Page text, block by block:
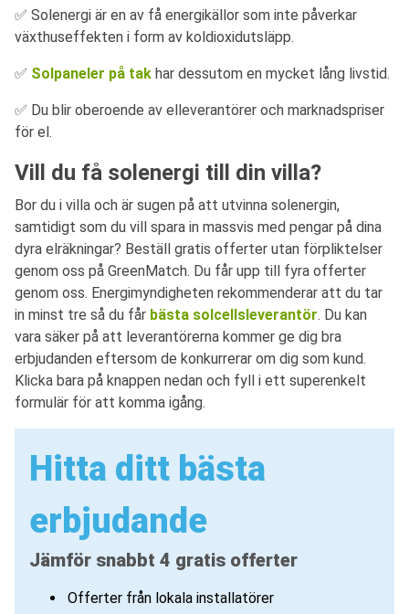
✅ Solenergi är en av få energikällor som inte påverkar
växthuseffekten i form av koldioxidutsläpp.
✅ Solpaneler på tak har dessutom en mycket lång livstid.
✅ Du blir oberoende av elleverantörer och marknadspriser
för el.
Vill du få solenergi till din villa?
Bor du i villa och är sugen på att utvinna solenergin,
samtidigt som du vill spara in massvis med pengar på dina
dyra elräkningar? Beställ gratis offerter utan förpliktelser
genom oss på GreenMatch. Du får upp till fyra offerter
genom oss. Energimyndigheten rekommenderar att du tar
in minst tre så du får bästa solcellsleverantör. Du kan
vara säker på att leverantörerna kommer ge dig bra
erbjudanden eftersom de konkurrerar om dig som kund.
Klicka bara på knappen nedan och fyll i ett superenkelt
formulär för att komma igång.
Hitta ditt bästa
erbjudande
Jämför snabbt 4 gratis offerter
Offerter från lokala installatörer